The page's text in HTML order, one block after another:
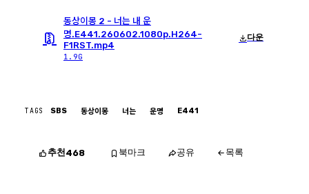
동상이몽 2 - 너는 내 운
명.E441.260602.1080p.H264-
F1RST.mp4
1.9G
다운
TAGS SBS 동상이몽 너는 운명 E441
추천468 북마크 공유 목록